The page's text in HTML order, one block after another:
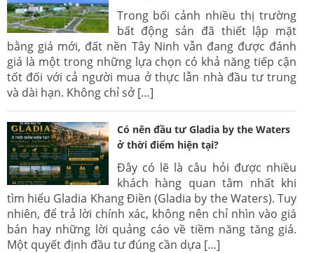
Trong bối cảnh nhiều thị trường
bất động sản đã thiết lập mặt
bằng giá mới, đất nền Tây Ninh vẫn đang được đánh
giá là một trong những lựa chọn có khả năng tiếp cận
tốt đối với cả người mua ở thực lẫn nhà đầu tư trung
và dài hạn. Không chỉ sở […]
Có nên đầu tư Gladia by the Waters
ở thời điểm hiện tại?
Đây có lẽ là câu hỏi được nhiều
khách hàng quan tâm nhất khi
tìm hiểu Gladia Khang Điền (Gladia by the Waters). Tuy
nhiên, để trả lời chính xác, không nên chỉ nhìn vào giá
bán hay những lời quảng cáo về tiềm năng tăng giá.
Một quyết định đầu tư đúng cần dựa […]